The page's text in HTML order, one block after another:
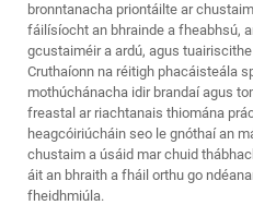
bronntanacha priontáilte ar
fáilísíocht an bhrainde a fheabhsú,
gcustaiméir a ardú, agus
Cruthaíonn na réitigh phacáisteála
mothúchánacha idir brandaí agus
freastal ar riachtanais thiomána
heagcóiriúcháin seo le gnóthaí an
chustaim a úsáid mar chuid
áit an bhraith a fháil orthu go
fheidhmiúla.